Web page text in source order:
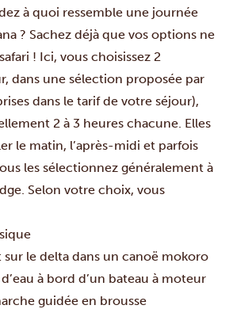
à quoi ressemble une journée
? Sachez déjà que vos options ne
! Ici, vous choisissez 2
dans une sélection proposée par
dans le tarif de votre séjour),
2 à 3 heures chacune. Elles
le matin, l’après-midi et parfois
les sélectionnez généralement à
Selon votre choix, vous
le delta dans un canoë mokoro
à bord d’un bateau à moteur
guidée en brousse